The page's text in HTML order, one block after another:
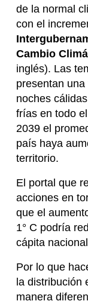
de la normal
con el
Cambio
inglés). Las
presentan
noches
frías en todo
2039 el
país haya
territorio.
El portal que
acciones en
que el
1° C podría
cápita
Por lo que
la distribución
manera